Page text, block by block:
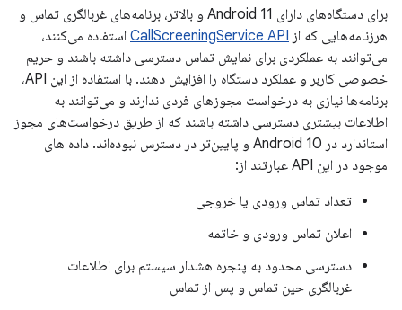
برای دستگاه‌های دارای Android 11 و بالاتر، برنامه‌های غربالگری تماس و
هرزنامه‌هایی که از CallScreeningService API استفاده می‌کنند،
می‌توانند به عملکردی برای نمایش تماس دسترسی داشته باشند و حریم
خصوصی کاربر و عملکرد دستگاه را افزایش دهند. با استفاده از این API،
برنامه‌ها نیازی به درخواست مجوزهای فردی ندارند و می‌توانند به
اطلاعات بیشتری دسترسی داشته باشند که از طریق درخواست‌های مجوز
استاندارد در Android 10 و پایین‌تر در دسترس نبوده‌اند. داده های
موجود در این API عبارتند از:
تعداد تماس ورودی یا خروجی
اعلان تماس ورودی و خاتمه
دسترسی محدود به پنجره هشدار سیستم برای اطلاعات
غربالگری حین تماس و پس از تماس